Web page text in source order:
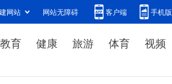
网站 网站无障碍 客户端 手机版
教育 健康 旅游 体育 视频